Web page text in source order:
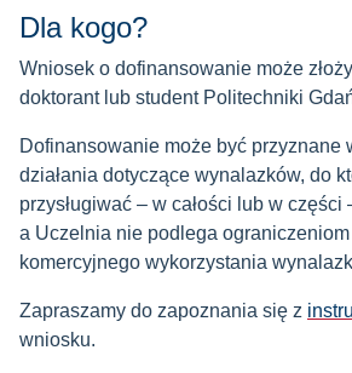
Dla kogo?
Wniosek o dofinansowanie może
doktorant lub student Politechniki
Dofinansowanie może być przyznane
działania dotyczące wynalazków, do
przysługiwać – w całości lub w
a Uczelnia nie podlega
komercyjnego wykorzystania
Zapraszamy do zapoznania się z
wniosku.